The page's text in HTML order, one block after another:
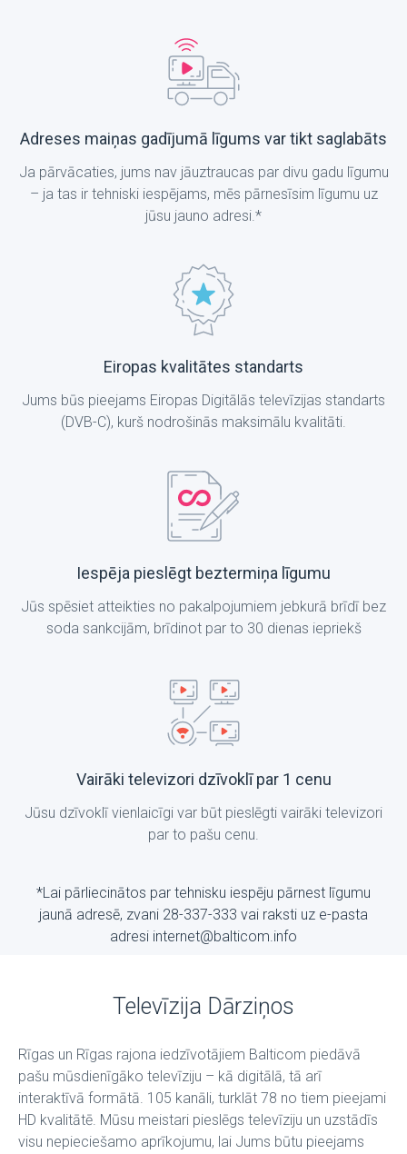
Adreses maiņas gadījumā līgums var tikt saglabāts
Ja pārvācaties, jums nav jāuztraucas par divu gadu līgumu
– ja tas ir tehniski iespējams, mēs pārnesīsim līgumu uz
jūsu jauno adresi.*
Eiropas kvalitātes standarts
Jums būs pieejams Eiropas Digitālās televīzijas standarts
(DVB-C), kurš nodrošinās maksimālu kvalitāti.
Iespēja pieslēgt beztermiņa līgumu
Jūs spēsiet atteikties no pakalpojumiem jebkurā brīdī bez
soda sankcijām, brīdinot par to 30 dienas iepriekš
Vairāki televizori dzīvoklī par 1 cenu
Jūsu dzīvoklī vienlaicīgi var būt pieslēgti vairāki televizori
par to pašu cenu.
*Lai pārliecinātos par tehnisku iespēju pārnest līgumu
jaunā adresē, zvani 28-337-333 vai raksti uz е-pasta
adresi internet@balticom.info
Televīzija Dārziņos
Rīgas un Rīgas rajona iedzīvotājiem Balticom piedāvā
pašu mūsdienīgāko televīziju – kā digitālā, tā arī
interaktīvā formātā. 105 kanāli, turklāt 78 no tiem pieejami
HD kvalitātē. Mūsu meistari pieslēgs televīziju un uzstādīs
visu nepieciešamo aprīkojumu, lai Jums būtu pieejams